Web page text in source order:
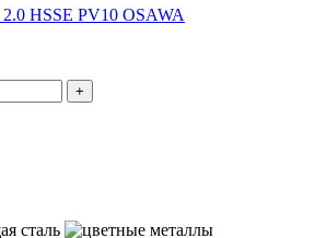
HSSE PV10 OSAWA
+